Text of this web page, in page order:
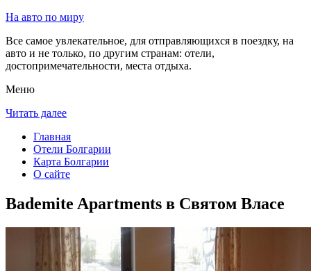
На авто по миру
Все самое увлекательное, для отправляющихся в поездку, на
авто и не только, по другим странам: отели,
достопримечательности, места отдыха.
Меню
Читать далее
Главная
Отели Болгарии
Карта Болгарии
О сайте
Bademite Apartments в Святом Власе